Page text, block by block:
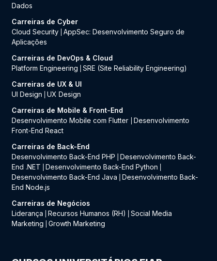
Dados
Carreiras de Cyber
Cloud Security AppSec: Desenvolvimento Seguro de
Aplicações
Carreiras de DevOps & Cloud
Platform Engineering
SRE (Site Reliability Engineering)
Carreiras de UX & UI
UI Design
UX Design
Carreiras de Mobile & Front-End
Desenvolvimento Mobile com Flutter
Desenvolvimento
Front-End React
Carreiras de Back-End
Desenvolvimento Back-End PHP
Desenvolvimento Back-
End .NET
Desenvolvimento Back-End Python
Desenvolvimento Back-End Java
Desenvolvimento Back-
End Node.js
Carreiras de Negócios
Liderança
Recursos Humanos (RH)
Social Media
Marketing
Growth Marketing